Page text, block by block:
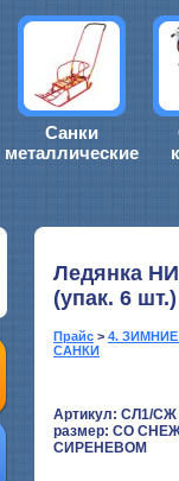
Санки
металлические
Ледянка
(упак. 6
Прайс > 4.
САНКИ
Артикул: СЛ1/СЖ
размер: СО
СИРЕНЕВОМ